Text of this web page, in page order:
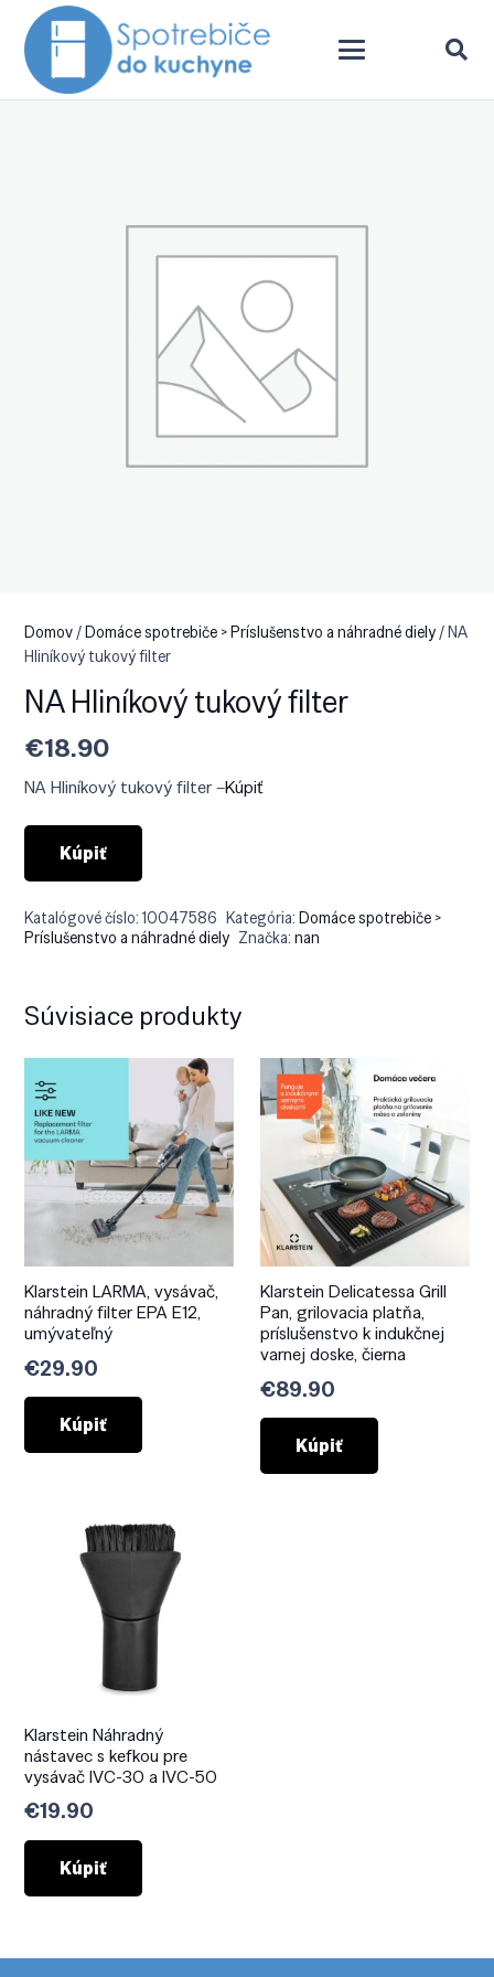
Domov/Domáce spotrebiče > Príslušenstvo a náhradné diely/ NA
Hliníkový tukový filter
NA Hliníkový tukový filter
€18.90
NA Hliníkový tukový filter –Kúpiť
Kúpiť
Katalógové číslo:10047586 Kategória:Domáce spotrebiče >
Príslušenstvo a náhradné diely Značka:nan
Súvisiace produkty
Klarstein LARMA, vysávač,
náhradný filter EPA E12,
umývateľný
€29.90
Kúpiť
Klarstein Delicatessa Grill
Pan, grilovacia platňa,
príslušenstvo k indukčnej
varnej doske, čierna
€89.90
Kúpiť
Klarstein Náhradný
nástavec s kefkou pre
vysávač IVC-30 a IVC-50
€19.90
Kúpiť